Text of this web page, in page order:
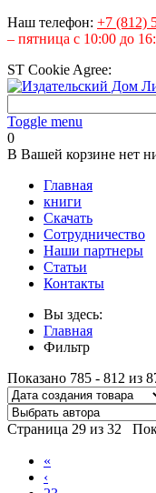
Наш телефон: +7 (812)
– пятница с 10:00 до
ST Cookie Agree:
Toggle menu
0
В Вашей корзине нет
Главная
книги
Скачать
Сотрудничество
Наши партнеры
Статьи
Контакты
Вы здесь:
Главная
Фильтр
Показано 785 - 812 из
Страница 29 из 32
«
‹